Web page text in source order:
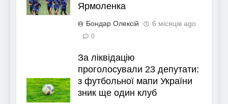
Ярмоленка
Бондар Олексій 6 місяців ago
0
За ліквідацію
проголосували 23 депутати:
з футбольної мапи України
зник ще один клуб